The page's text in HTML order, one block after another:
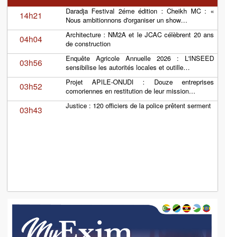
14h21
Daradja Festival 2éme édition : Cheikh MC : «
Nous ambitionnons d'organiser un show…
04h04
Architecture : NM2A et le JCAC célèbrent 20 ans
de construction
03h56
Enquête Agricole Annuelle 2026 : L'INSEED
sensibilise les autorités locales et outille…
03h52
Projet APILE-ONUDI : Douze entreprises
comoriennes en restitution de leur mission…
03h43 Justice : 120 officiers de la police prêtent serment